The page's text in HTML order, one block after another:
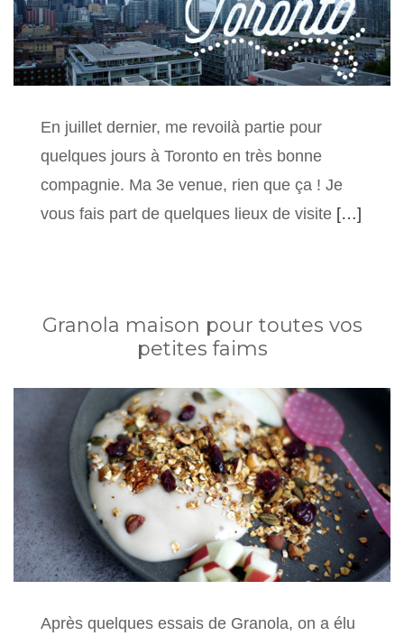
En juillet dernier, me revoilà partie pour
quelques jours à Toronto en très bonne
compagnie. Ma 3e venue, rien que ça ! Je
vous fais part de quelques lieux de visite […]
Granola maison pour toutes vos
petites faims
Après quelques essais de Granola, on a élu